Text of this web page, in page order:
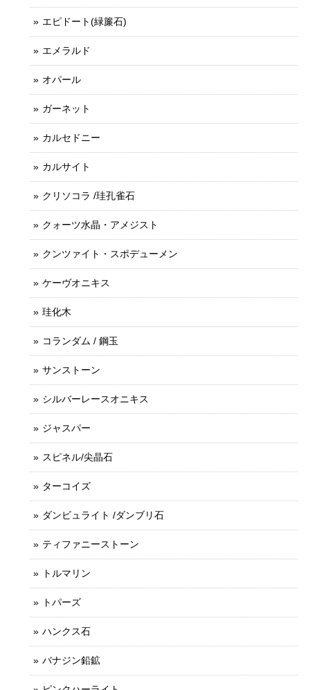
エピドート(緑簾石)
エメラルド
オパール
ガーネット
カルセドニー
カルサイト
クリソコラ /珪孔雀石
クォーツ水晶・アメジスト
クンツァイト・スポデューメン
ケーヴオニキス
珪化木
コランダム / 鋼玉
サンストーン
シルバーレースオニキス
ジャスパー
スピネル/尖晶石
ターコイズ
ダンビュライト /ダンブリ石
ティファニーストーン
トルマリン
トパーズ
ハンクス石
バナジン鉛鉱